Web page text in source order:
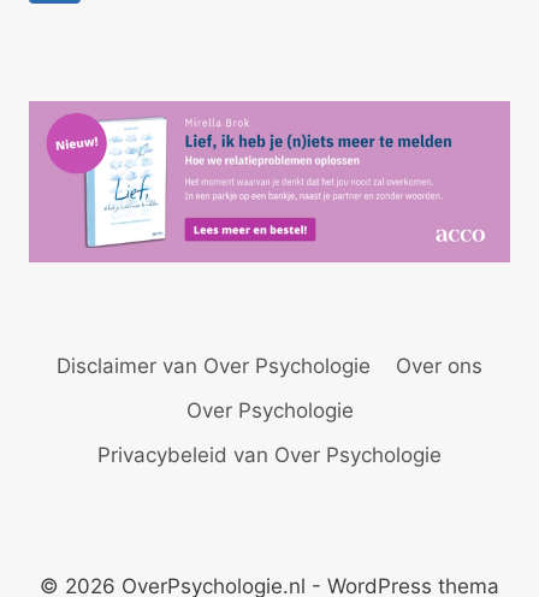
Disclaimer van Over Psychologie
Over ons
Over Psychologie
Privacybeleid van Over Psychologie
© 2026 OverPsychologie.nl - WordPress thema